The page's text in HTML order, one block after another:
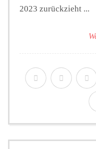
2023 zurückzieht ...